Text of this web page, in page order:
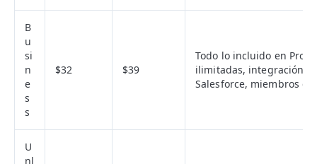
B
u
si
n
e
s
s
$32 $39
Todo lo incluido en Pro,
ilimitadas, integración
Salesforce, miembros
U
nl